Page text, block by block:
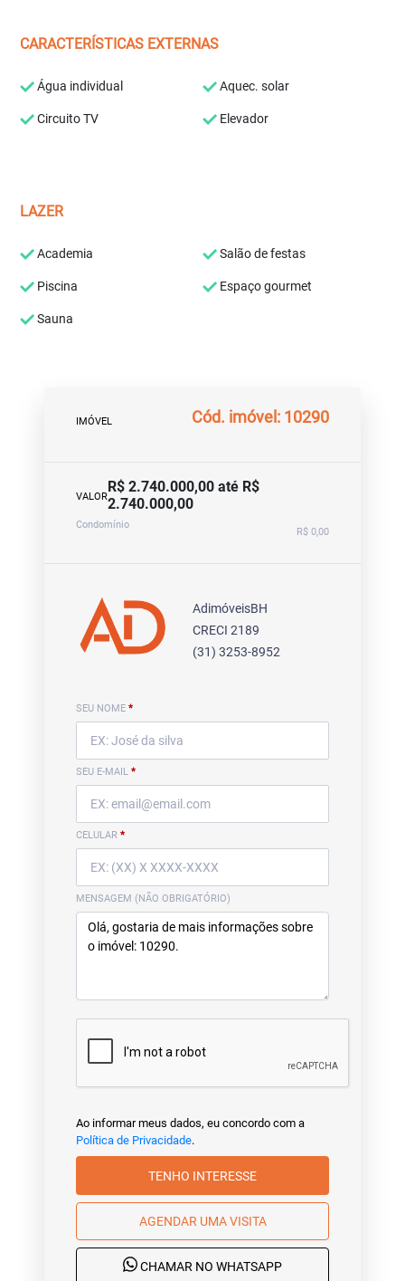
CARACTERÍSTICAS EXTERNAS
Água individual Aquec. solar
Circuito TV Elevador
LAZER
Academia Salão de festas
Piscina Espaço gourmet
Sauna
IMÓVEL Cód. imóvel: 10290
VALOR
R$ 2.740.000,00 até R$
2.740.000,00
Condomínio
R$ 0,00
AdimóveisBH
CRECI 2189
(31) 3253-8952
SEU NOME *
SEU E-MAIL *
CELULAR *
MENSAGEM (NÃO OBRIGATÓRIO)
Ao informar meus dados, eu concordo com a
Política de Privacidade.
TENHO INTERESSE
AGENDAR UMA VISITA
CHAMAR NO WHATSAPP